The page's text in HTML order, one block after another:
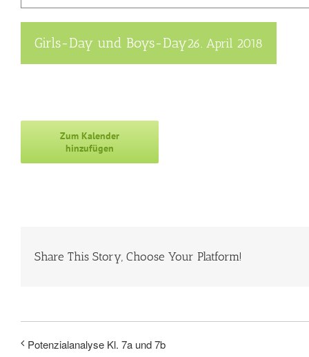
Girls-Day und Boys-Day26. April 2018
Zum Kalender
hinzufügen
Share This Story, Choose Your Platform!
Potenzialanalyse Kl. 7a und 7b